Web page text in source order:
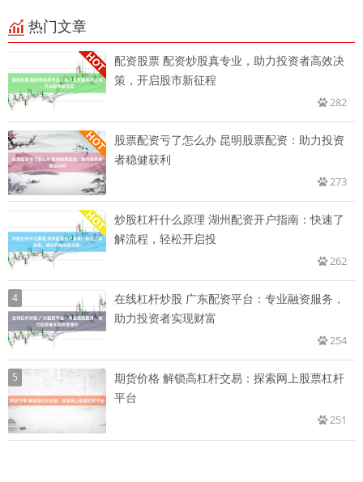
热门文章
配资股票 配资炒股真专业，助力投资者高效决
策，开启股市新征程
282
股票配资亏了怎么办 昆明股票配资：助力投资
者稳健获利
273
炒股杠杆什么原理 湖州配资开户指南：快速了
解流程，轻松开启投
262
4
在线杠杆炒股 广东配资平台：专业融资服务，
助力投资者实现财富
254
5
期货价格 解锁高杠杆交易：探索网上股票杠杆
平台
251